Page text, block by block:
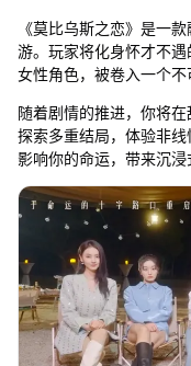
《莫比乌斯之恋》是一
游。玩家将化身怀才不
女性角色，被卷入一个不
随着剧情的推进，你将在
探索多重结局，体验非
影响你的命运，带来沉浸